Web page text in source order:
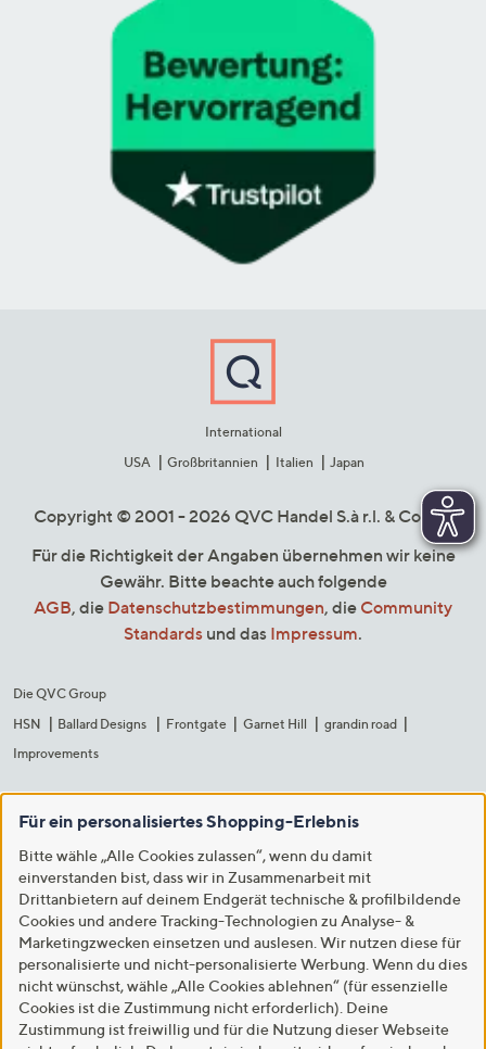
International
USA
Großbritannien Italien Japan
Copyright © 2001 - 2026 QVC Handel S.à r.l. & Co. KG
Für die Richtigkeit der Angaben übernehmen wir keine
Gewähr. Bitte beachte auch folgende
AGB, die Datenschutzbestimmungen, die Community
Standards und das Impressum.
Die QVC Group
HSN
Ballard Designs Frontgate Garnet Hill
grandin road
Improvements
Für ein personalisiertes Shopping-Erlebnis
Bitte wähle „Alle Cookies zulassen“, wenn du damit
einverstanden bist, dass wir in Zusammenarbeit mit
Drittanbietern auf deinem Endgerät technische & profilbildende
Cookies und andere Tracking-Technologien zu Analyse- &
Marketingzwecken einsetzen und auslesen. Wir nutzen diese für
personalisierte und nicht-personalisierte Werbung. Wenn du dies
nicht wünschst, wähle „Alle Cookies ablehnen“ (für essenzielle
Cookies ist die Zustimmung nicht erforderlich). Deine
Zustimmung ist freiwillig und für die Nutzung dieser Webseite